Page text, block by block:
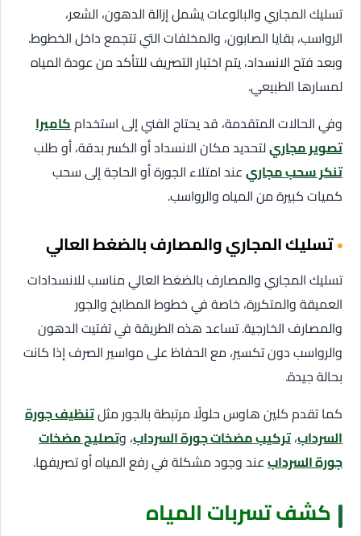
تسليك المجاري والبالوعات يشمل إزالة الدهون، الشعر،
الرواسب، بقايا الصابون، والمخلفات التي تتجمع داخل الخطوط.
وبعد فتح الانسداد، يتم اختبار التصريف للتأكد من عودة المياه
لمسارها الطبيعي.
وفي الحالات المتقدمة، قد يحتاج الفني إلى استخدامكاميرا
تصوير مجاريلتحديد مكان الانسداد أو الكسر بدقة، أو طلب
تنكر سحب مجاريعند امتلاء الجورة أو الحاجة إلى سحب
كميات كبيرة من المياه والرواسب.
تسليك المجاري والمصارف بالضغط العالي
تسليك المجاري والمصارف بالضغط العالي مناسب للانسدادات
العميقة والمتكررة، خاصة في خطوط المطابخ والجور
والمصارف الخارجية. تساعد هذه الطريقة في تفتيت الدهون
والرواسب دون تكسير، مع الحفاظ على مواسير الصرف إذا كانت
بحالة جيدة.
كما تقدم كلين هاوس حلولًا مرتبطة بالجور مثلتنظيف جورة
السرداب،تركيب مضخات جورة السرداب، وتصليح مضخات
جورة السردابعند وجود مشكلة في رفع المياه أو تصريفها.
كشف تسربات المياه